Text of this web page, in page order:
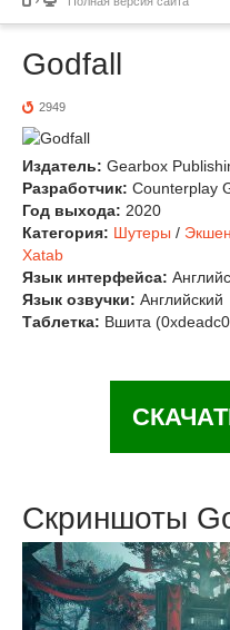
Godfall
2949
Издатель: Gearbox
Разработчик: Counterplay
Год выхода: 2020
Категория: Шутеры / Экшен
Xatab
Язык интерфейса:
Язык озвучки: Английский
Таблетка: Вшита
Скриншоты